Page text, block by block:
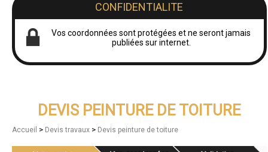
CONFIDENTIALITE
Vos coordonnées sont protégées et ne seront jamais
publiées sur internet.
DEVIS PEINTURE DE TOITURE
Accueil > Devis travaux > Devis peinture de toiture